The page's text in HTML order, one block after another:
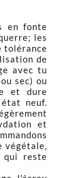
en fonte
les
tolérance
de
avec tu
sec) ou
et dure
neuf.
et
végétale,
qui reste